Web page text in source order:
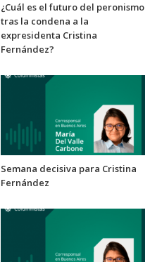
¿Cuál es el futuro del peronismo
tras la condena a la
expresidenta Cristina
Fernández?
Semana decisiva para Cristina
Fernández